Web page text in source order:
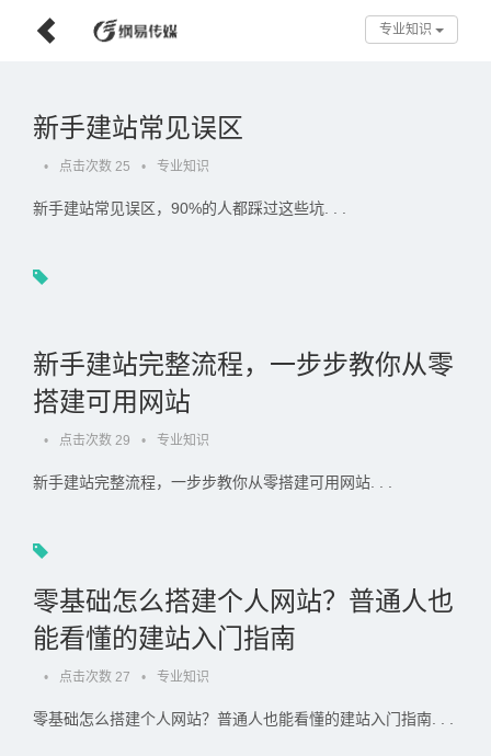
专业知识
新手建站常见误区
• 点击次数 25 • 专业知识
新手建站常见误区，90%的人都踩过这些坑. . .
新手建站完整流程，一步步教你从零
搭建可用网站
• 点击次数 29 • 专业知识
新手建站完整流程，一步步教你从零搭建可用网站. . .
零基础怎么搭建个人网站？普通人也
能看懂的建站入门指南
• 点击次数 27 • 专业知识
零基础怎么搭建个人网站？普通人也能看懂的建站入门指南. . .